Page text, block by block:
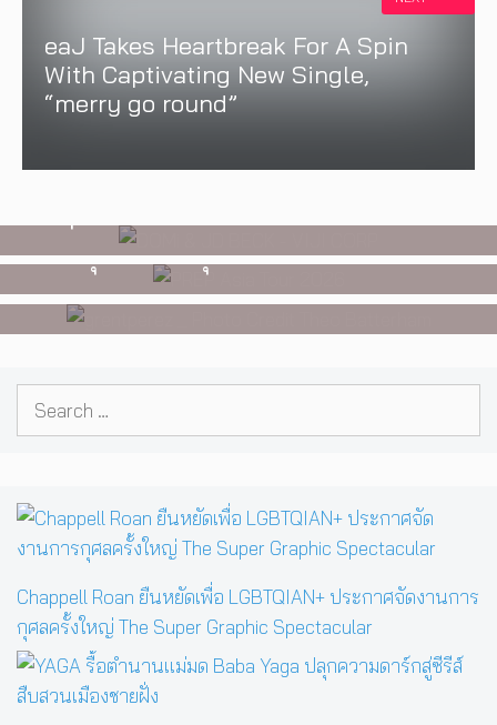
eaJ Takes Heartbreak For A Spin
With Captivating New Single,
“merry go round”
สองนักดนตรี หนึ่งบทสนทนาบนเวที
MUSIC EVENTS
Day In The Sun’ พร้อมโชว์สุดพิเศษ
ในกรุงเทพ 17 ตุลาคม 2026 นี้
จากเด็กอายุ 12 ปีที่ร้องเพลงในห้อง
นอน สู่การแสดงคอนเสิร์ตต่อหน้าคน
นับหมื่น
INTERVIEW,MUSIC
Search
Chappell Roan ยืนหยัดเพื่อ LGBTQIAN+ ประกาศจัดงานการ
กุศลครั้งใหญ่ The Super Graphic Spectacular